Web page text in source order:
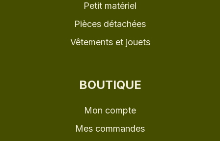
Petit matériel
Pièces détachées
Vêtements et jouets
BOUTIQUE
Mon compte
Mes commandes